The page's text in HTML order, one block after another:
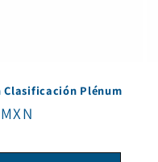
Clasificación Plénum